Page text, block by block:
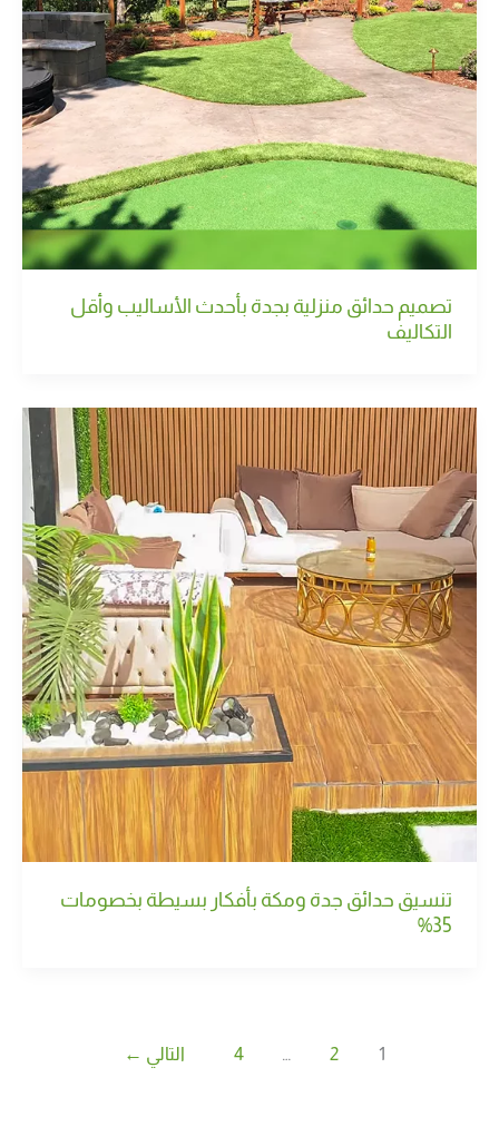
تصميم حدائق منزلية بجدة بأحدث الأساليب وأقل
التكاليف
تنسيق حدائق جدة ومكة بأفكار بسيطة بخصومات
35%
1
2
4 التالي ←